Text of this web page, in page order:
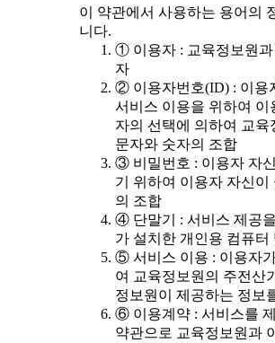
이 약관에서 사용하는 용어의
니다.
① 이용자 : 교육정보원
자
② 이용자번호(ID) : 이용
서비스 이용을 위하여 이
자의 선택에 의하여 교육
문자와 숫자의 조합
③ 비밀번호 : 이용자 자
기 위하여 이용자 자신
의 조합
④ 단말기 : 서비스 제공
가 설치한 개인용 컴퓨터
⑤ 서비스 이용 : 이용자
여 교육정보원의 주전산
정보원이 제공하는 정보
⑥ 이용계약 : 서비스를
약관으로 교육정보원과